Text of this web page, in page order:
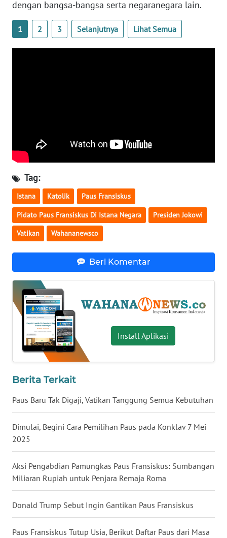
dengan bangsa-bangsa serta negaranegara lain.
1 2 3 Selanjutnya Lihat Semua
Tag:
Istana Katolik Paus Fransiskus
Pidato Paus Fransiskus Di Istana Negara Presiden Jokowi
Vatikan Wahananewsco
Beri Komentar
Install Aplikasi
Berita Terkait
Paus Baru Tak Digaji, Vatikan Tanggung Semua Kebutuhan
Dimulai, Begini Cara Pemilihan Paus pada Konklav 7 Mei
2025
Aksi Pengabdian Pamungkas Paus Fransiskus: Sumbangan
Miliaran Rupiah untuk Penjara Remaja Roma
Donald Trump Sebut Ingin Gantikan Paus Fransiskus
Paus Fransiskus Tutup Usia, Berikut Daftar Paus dari Masa
NUSANTARA
WN
WN
KALBAR
WN
KALTENG
WN
KALSEL
WN
KALTIM
WN
SULSEL
GORONTALO
WN
SULUT
WN
MALUKU
WN